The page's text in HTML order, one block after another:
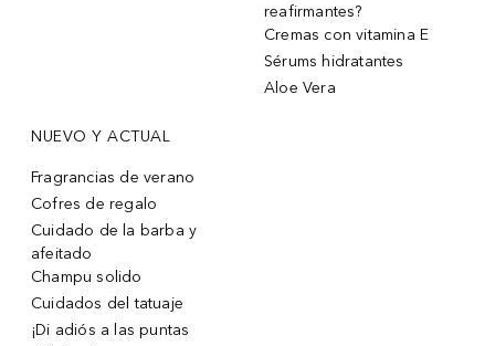
reafirmantes?
Cremas con vitamina E
Sérums hidratantes
Aloe Vera
NUEVO Y ACTUAL
Fragrancias de verano
Cofres de regalo
Cuidado de la barba y
afeitado
Champu solido
Cuidados del tatuaje
¡Di adiós a las puntas